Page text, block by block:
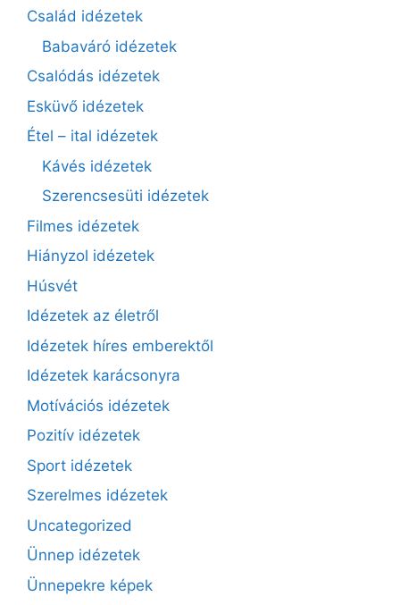
Család idézetek
Babaváró idézetek
Csalódás idézetek
Esküvő idézetek
Étel – ital idézetek
Kávés idézetek
Szerencsesüti idézetek
Filmes idézetek
Hiányzol idézetek
Húsvét
Idézetek az életről
Idézetek híres emberektől
Idézetek karácsonyra
Motívációs idézetek
Pozitív idézetek
Sport idézetek
Szerelmes idézetek
Uncategorized
Ünnep idézetek
Ünnepekre képek